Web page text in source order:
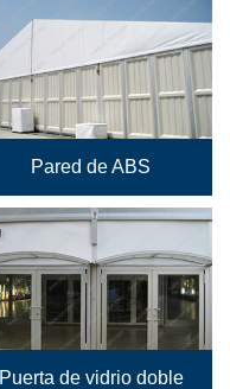
Pared de ABS
Puerta de vidrio doble